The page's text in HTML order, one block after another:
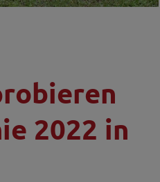
2022 in